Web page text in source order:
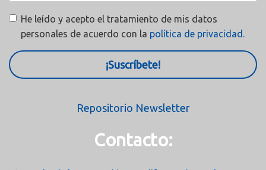
He leído y acepto el tratamiento de mis datos
personales de acuerdo con la política de privacidad.
¡Suscríbete!
Repositorio Newsletter
Contacto: